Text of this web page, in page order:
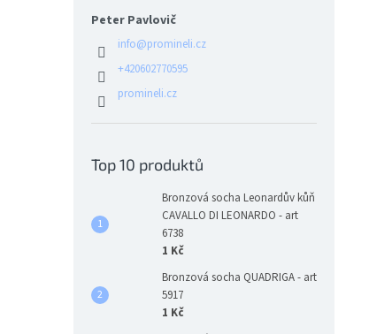
Peter Pavlovič
info@promineli.cz
+420602770595
promineli.cz
Top 10 produktů
Bronzová socha Leonardův kůň
CAVALLO DI LEONARDO - art
6738
1 Kč
Bronzová socha QUADRIGA - art
5917
1 Kč